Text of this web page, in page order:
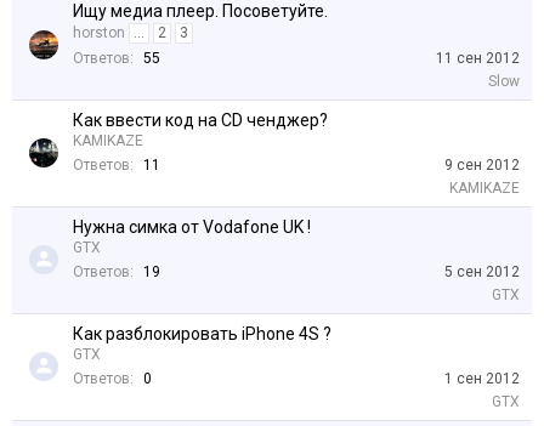
Ищу медиа плеер. Посоветуйте.
horston ... 2
3
Ответов:
55
11 сен 2012
Slow
Как ввести код на CD ченджер?
KAMIKAZE
Ответов:
11
9 сен 2012
KAMIKAZE
Нужна симка от Vodafone UK !
GTX
Ответов:
19
5 сен 2012
GTX
Как разблокировать iPhone 4S ?
GTX
Ответов:
0
1 сен 2012
GTX